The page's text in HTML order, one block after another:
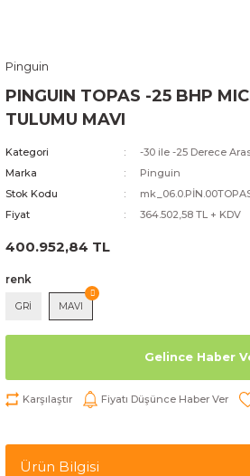
Pinguin
PINGUIN TOPAS -25 BHP
TULUMU MAVI
Kategori
-30 ile -25 Derece
Marka
Pinguin
Stok Kodu
Fiyat
364.502,58 TL + KDV
400.952,84 TL
renk
GRİ MAVI
Gelince Haber
Karşılaştır Fiyatı Düşünce Haber Ver
Ürün Bilgisi